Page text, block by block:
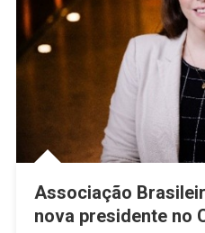
Associação
nova presidente no